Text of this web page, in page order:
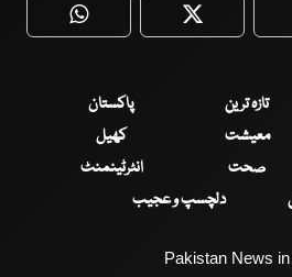
WhatsApp Twitter
تازہ ترین
پاکستان
معیشت
کھیل
صحت
انٹرٹینمنٹ
دلچسپ و عجیب
Pakistan News